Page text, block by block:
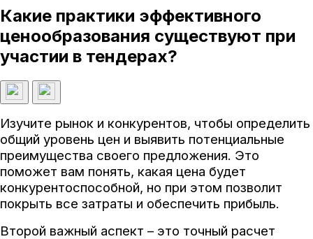
Какие практики эффективного
ценообразования существуют при
участии в тендерах?
Изучите рынок и конкурентов, чтобы определить
общий уровень цен и выявить потенциальные
преимущества своего предложения. Это
поможет вам понять, какая цена будет
конкурентоспособной, но при этом позволит
покрыть все затраты и обеспечить прибыль.
Второй важный аспект – это точный расчет